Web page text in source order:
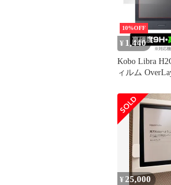
10%OFF
¥ 1,440
Kobo Libra
ィルム
H2O 高硬度
プ 楽天コボ
¥25,000